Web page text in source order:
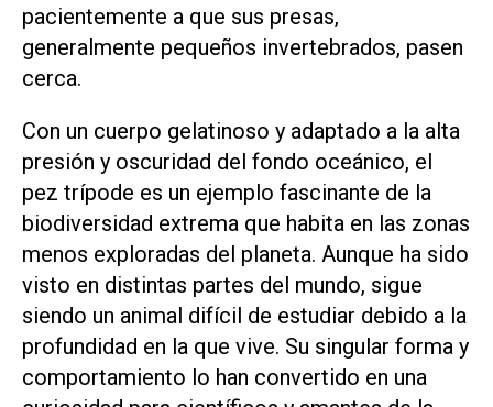
pacientemente a que sus presas,
generalmente pequeños invertebrados, pasen
cerca.
Con un cuerpo gelatinoso y adaptado a la alta
presión y oscuridad del fondo oceánico, el
pez trípode es un ejemplo fascinante de la
biodiversidad extrema que habita en las zonas
menos exploradas del planeta. Aunque ha sido
visto en distintas partes del mundo, sigue
siendo un animal difícil de estudiar debido a la
profundidad en la que vive. Su singular forma y
comportamiento lo han convertido en una